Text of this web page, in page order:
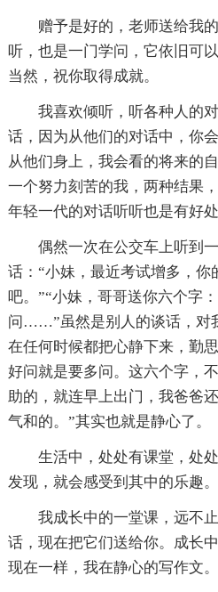
赠予是好的，老师送给我
听，也是一门学问，它依旧可
当然，祝你取得成就。
我喜欢倾听，听各种人的
话，因为从他们的对话中，你
从他们身上，我会看的将来的
一个努力刻苦的我，两种结果
年轻一代的对话听听也是有好处
偶然一次在公交车上听到
话：“小妹，最近考试增多，你
吧。”“小妹，哥哥送你六个字
问……”虽然是别人的谈话，对
在任何时候都把心静下来，勤
好问就是要多问。这六个字，
助的，就连早上出门，我爸爸
气和的。”其实也就是静心了。
生活中，处处有课堂，处
发现，就会感受到其中的乐趣。
我成长中的一堂课，远不
话，现在把它们送给你。成长
现在一样，我在静心的写作文。